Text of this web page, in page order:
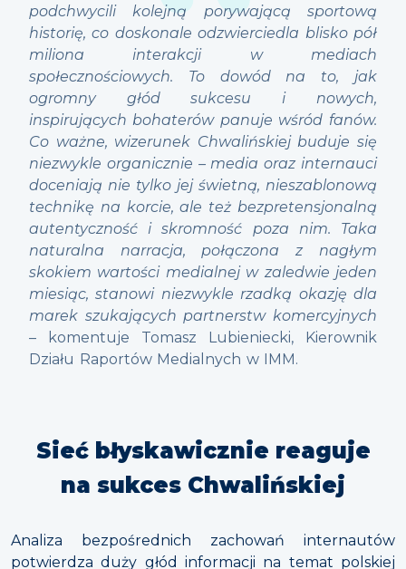
podchwycili kolejną porywającą sportową
historię, co doskonale odzwierciedla blisko pół
miliona interakcji w mediach
społecznościowych. To dowód na to, jak
ogromny głód sukcesu i nowych,
inspirujących bohaterów panuje wśród fanów.
Co ważne, wizerunek Chwalińskiej buduje się
niezwykle organicznie – media oraz internauci
doceniają nie tylko jej świetną, nieszablonową
technikę na korcie, ale też bezpretensjonalną
autentyczność i skromność poza nim. Taka
naturalna narracja, połączona z nagłym
skokiem wartości medialnej w zaledwie jeden
miesiąc, stanowi niezwykle rzadką okazję dla
marek szukających partnerstw komercyjnych
– komentuje Tomasz Lubieniecki, Kierownik
Działu Raportów Medialnych w IMM.
Sieć błyskawicznie reaguje
na sukces Chwalińskiej
Analiza bezpośrednich zachowań internautów
potwierdza duży głód informacji na temat polskiej